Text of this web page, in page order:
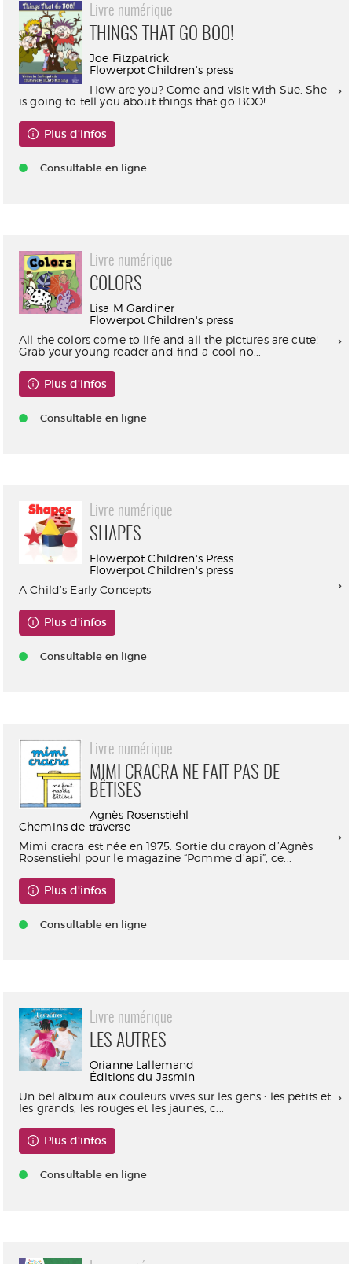
Livre numérique
THINGS THAT GO BOO!
Joe Fitzpatrick
Flowerpot Children's press
How are you? Come and visit with Sue. She
is going to tell you about things that go BOO!
Plus d'infos
Consultable en ligne
Livre numérique
COLORS
Lisa M Gardiner
Flowerpot Children's press
All the colors come to life and all the pictures are cute!
Grab your young reader and find a cool no...
Plus d'infos
Consultable en ligne
Livre numérique
SHAPES
Flowerpot Children's Press
Flowerpot Children's press
A Child’s Early Concepts
Plus d'infos
Consultable en ligne
Livre numérique
MIMI CRACRA NE FAIT PAS DE
BÊTISES
Agnès Rosenstiehl
Chemins de traverse
Mimi cracra est née en 1975. Sortie du crayon d’Agnès
Rosenstiehl pour le magazine “Pomme d’api”, ce...
Plus d'infos
Consultable en ligne
Livre numérique
LES AUTRES
Orianne Lallemand
Éditions du Jasmin
Un bel album aux couleurs vives sur les gens : les petits et
les grands, les rouges et les jaunes, c...
Plus d'infos
Consultable en ligne